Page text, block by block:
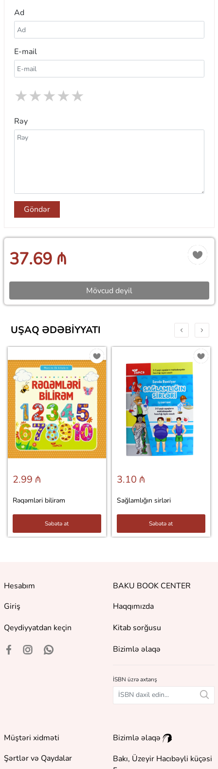
Ad
E-mail
★
★
★
★
★
Rəy
Göndər
37.69 ₼
Mövcud deyil
UŞAQ ƏDƏBIYYATI
2.99 ₼
Rəqəmləri bilirəm
Səbətə at
3.10 ₼
Sağlamlığın sirləri
Səbətə at
Hesabım
Giriş
Qeydiyyatdan keçin
BAKU BOOK CENTER
Haqqımızda
Kitab sorğusu
Bizimlə əlaqə
İSBN üzrə axtarış
Müştəri xidməti
Şərtlər və Qaydalar
Bizimlə əlaqə
Bakı, Üzeyir Hacıbəyli küçəsi